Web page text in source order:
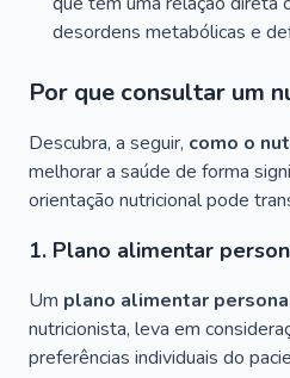
desordens metabólicas e
Por que consultar um
Descubra, a seguir, como o
melhorar a saúde de forma
orientação nutricional pode
1. Plano alimentar
Um plano alimentar
nutricionista, leva em
preferências individuais do